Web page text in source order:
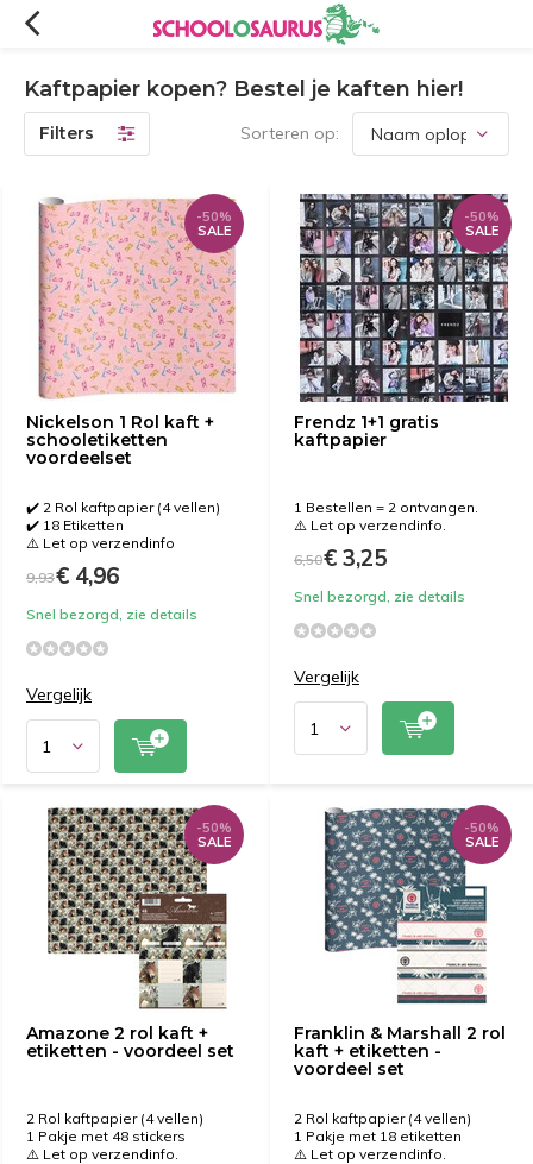
Kaftpapier kopen? Bestel je kaften hier!
Filters Sorteren op:
Nickelson 1 Rol kaft +
schooletiketten
voordeelset
-50%
SALE
✔️ 2 Rol kaftpapier (4 vellen)
✔️ 18 Etiketten
⚠️ Let op verzendinfo
9,93€ 4,96
Snel bezorgd, zie details
Vergelijk
Frendz 1+1 gratis
kaftpapier
-50%
SALE
1 Bestellen = 2 ontvangen.
⚠️ Let op verzendinfo.
6,50€ 3,25
Snel bezorgd, zie details
Vergelijk
Amazone 2 rol kaft +
etiketten - voordeel set
-50%
SALE
2 Rol kaftpapier (4 vellen)
1 Pakje met 48 stickers
⚠️ Let op verzendinfo.
Franklin & Marshall 2 rol
kaft + etiketten -
voordeel set
-50%
SALE
2 Rol kaftpapier (4 vellen)
1 Pakje met 18 etiketten
⚠️ Let op verzendinfo.